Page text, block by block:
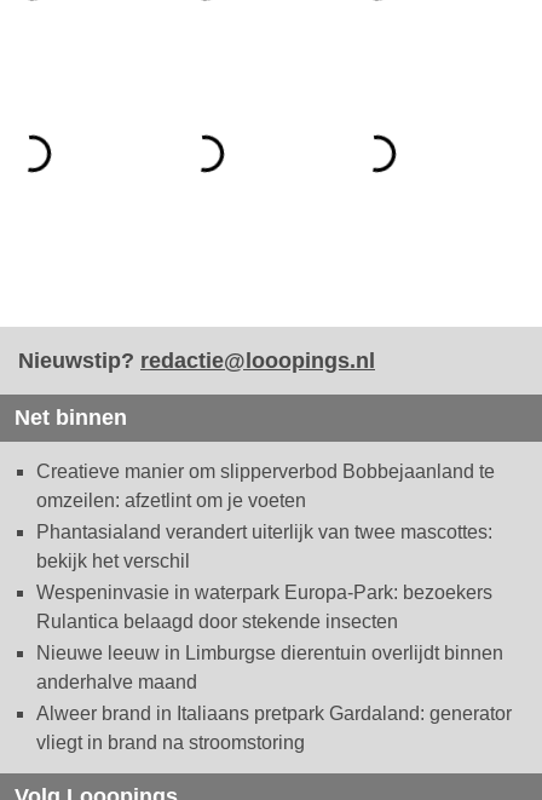
Nieuwstip? redactie@looopings.nl
Net binnen
Creatieve manier om slipperverbod Bobbejaanland te
omzeilen: afzetlint om je voeten
Phantasialand verandert uiterlijk van twee mascottes:
bekijk het verschil
Wespeninvasie in waterpark Europa-Park: bezoekers
Rulantica belaagd door stekende insecten
Nieuwe leeuw in Limburgse dierentuin overlijdt binnen
anderhalve maand
Alweer brand in Italiaans pretpark Gardaland: generator
vliegt in brand na stroomstoring